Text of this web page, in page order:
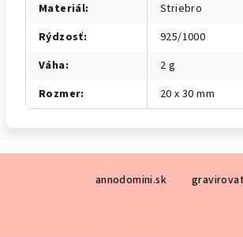
Materiál:
Striebro
Rýdzosť:
925/1000
Váha:
2 g
Rozmer: 20 x 30 mm
annodomini.sk